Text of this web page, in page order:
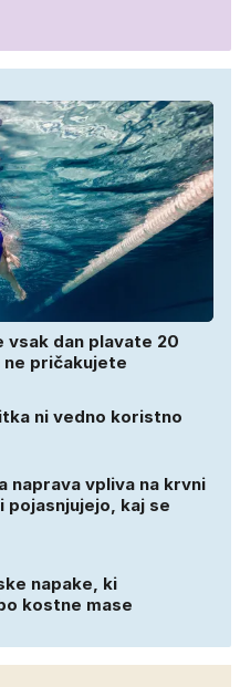
vsak dan plavate 20
ne pričakujete
ni vedno koristno
naprava vpliva na krvni
pojasnjujejo, kaj se
napake, ki
kostne mase